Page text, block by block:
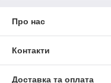
Про нас
Контакти
Доставка та оплата